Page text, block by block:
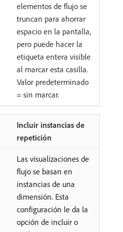
elementos de flujo se
truncan para ahorrar
espacio en la pantalla,
pero puede hacer la
etiqueta entera visible
al marcar esta casilla.
Valor predeterminado
= sin marcar.
Incluir instancias de
repetición
Las visualizaciones de
flujo se basan en
instancias de una
dimensión. Esta
configuración le da la
opción de incluir o